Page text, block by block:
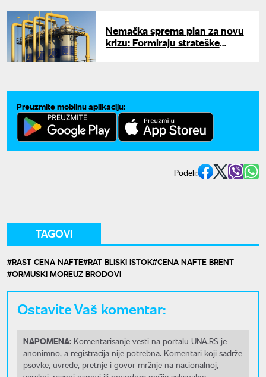
Nemačka sprema plan za novu
krizu: Formiraju strateške
Preuzmite mobilnu aplikaciju:
Podeli:
TAGOVI
RAST CENA NAFTE RAT BLISKI ISTOK CENA NAFTE BRENT
ORMUSKI MOREUZ BRODOVI
Ostavite Vaš komentar:
NAPOMENA: Komentarisanje vesti na portalu UNA.RS je
anonimno, a registracija nije potrebna. Komentari koji sadrže
psovke, uvrede, pretnje i govor mržnje na nacionalnoj,